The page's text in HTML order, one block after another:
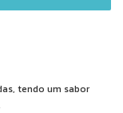
tendo um sabor